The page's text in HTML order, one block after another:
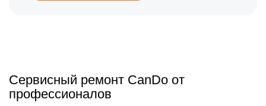
Сервисный ремонт CanDo от
профессионалов